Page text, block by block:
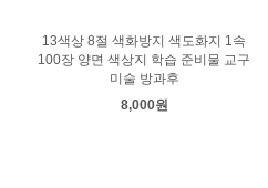
13색상 8절 색화방지 색도화지 1속
100장 양면 색상지 학습 준비물 교구
미술 방과후
8,000원